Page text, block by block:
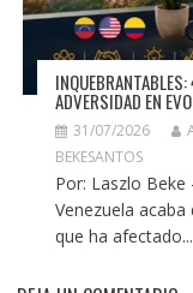
ADVERSIDAD EN
31/07/2026
BEKESANTOS
Por: Laszlo
Venezuela
que ha afectado...